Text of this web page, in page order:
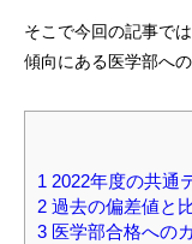
そこで今回の記事で
傾向にある医学部へ
1 2022年度の共通
2 過去の偏差値と
3 医学部合格への